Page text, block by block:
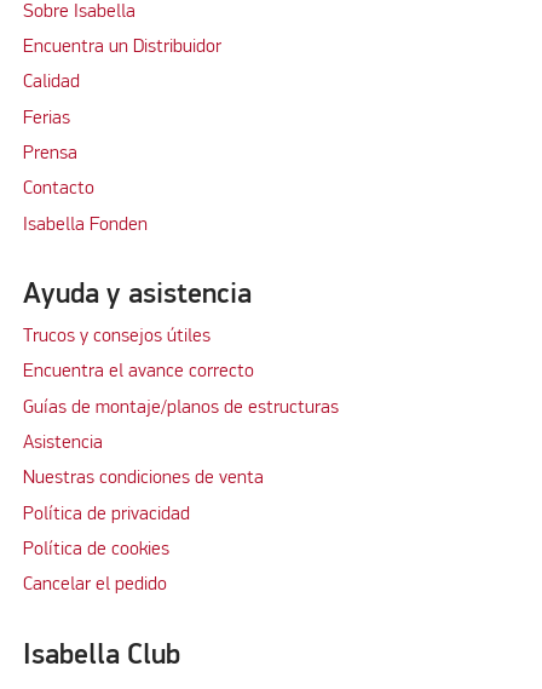
Sobre Isabella
Encuentra un Distribuidor
Calidad
Ferias
Prensa
Contacto
Isabella Fonden
Ayuda y asistencia
Trucos y consejos útiles
Encuentra el avance correcto
Guías de montaje/planos de estructuras
Asistencia
Nuestras condiciones de venta
Política de privacidad
Política de cookies
Cancelar el pedido
Isabella Club